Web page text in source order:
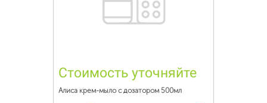
Стоимость уточняйте
Алиса крем-мыло с дозатором 500мл